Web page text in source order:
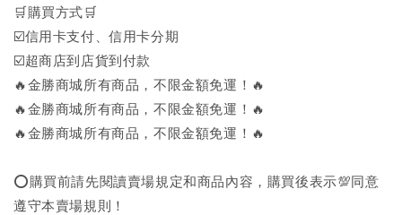
🛒購買方式🛒
☑️信用卡支付、信用卡分期
☑️超商店到店貨到付款
🔥金勝商城所有商品，不限金額免運！🔥
🔥金勝商城所有商品，不限金額免運！🔥
🔥金勝商城所有商品，不限金額免運！🔥
⭕購買前請先閱讀賣場規定和商品內容，購買後表示💯同意
遵守本賣場規則！